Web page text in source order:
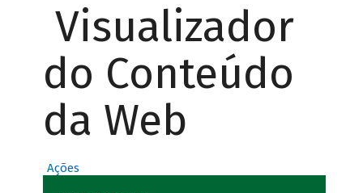
Visualizador
do Conteúdo
da Web
Ações